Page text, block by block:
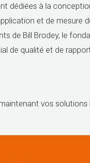
dédiées à la
et de mesure
de Bill Brodey, le
de qualité et de
vos solutions